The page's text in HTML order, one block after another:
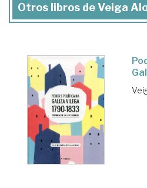
Otros libros de Veiga